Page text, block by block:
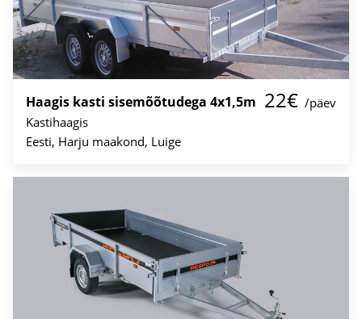
Haagis kasti sisemõõtudega 4x1,5m 22€ /päev
Kastihaagis
Eesti, Harju maakond, Luige